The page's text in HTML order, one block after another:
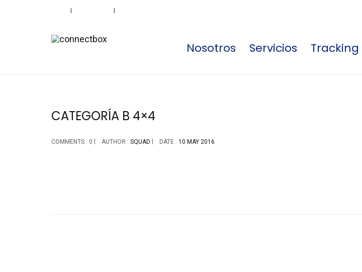
Nosotros Servicios Tracking
CATEGORÍA B 4×4
COMMENTS : 0 AUTHOR : SQUAD DATE : 10 MAY 2016